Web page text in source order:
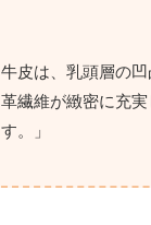
皮は、乳頭層の
繊維が緻密に充
。」